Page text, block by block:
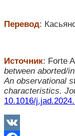
Перевод:
Источник: Forte
between aborted/
An observational
characteristics.
10.1016/